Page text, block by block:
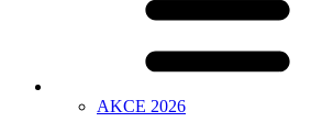
AKCE 2026